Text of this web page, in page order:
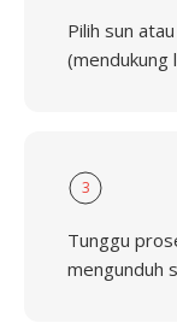
Pilih sun
(mendukung
3
Tunggu
mengunduh